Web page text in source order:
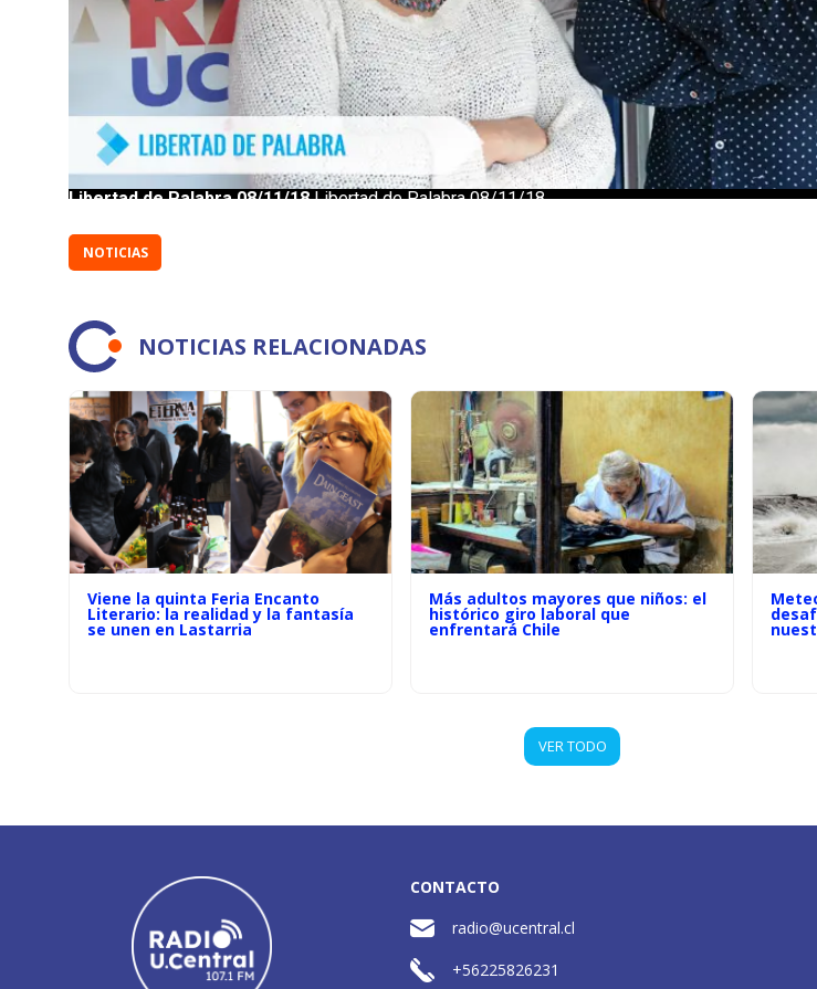
NOTICIAS
NOTICIAS RELACIONADAS
Viene la quinta Feria Encanto
Literario: la realidad y la fantasía
se unen en Lastarria
Más adultos mayores que niños: el
histórico giro laboral que
enfrentará Chile
VER TODO
CONTACTO
radio@ucentral.cl
+56225826231